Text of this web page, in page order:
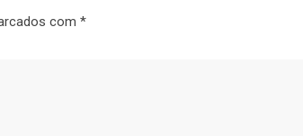
com *